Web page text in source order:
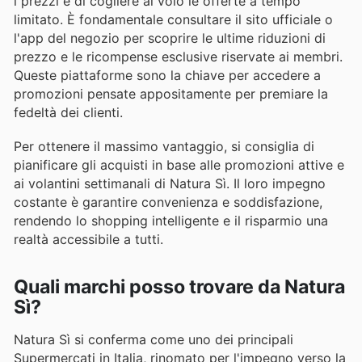
limitato. È fondamentale consultare il sito ufficiale o
l'app del negozio per scoprire le ultime riduzioni di
prezzo e le ricompense esclusive riservate ai membri.
Queste piattaforme sono la chiave per accedere a
promozioni pensate appositamente per premiare la
fedeltà dei clienti.
Per ottenere il massimo vantaggio, si consiglia di
pianificare gli acquisti in base alle promozioni attive e
ai volantini settimanali di Natura Sì. Il loro impegno
costante è garantire convenienza e soddisfazione,
rendendo lo shopping intelligente e il risparmio una
realtà accessibile a tutti.
Quali marchi posso trovare da Natura
Sì?
Natura Sì si conferma come uno dei principali
Supermercati in Italia, rinomato per l'impegno verso la